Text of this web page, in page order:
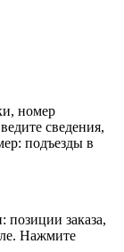
номер
сведения,
подъезды в
позиции заказа,
Нажмите